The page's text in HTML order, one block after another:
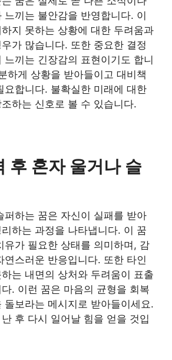
느끼는 불안감을 반영합니다. 이
지 못하는 상황에 대한 두려움과
가 많습니다. 또한 중요한 결정
느끼는 긴장감의 표현이기도 합니
하게 상황을 받아들이고 대비책
요합니다. 불확실한 미래에 대한
하는 신호로 볼 수 있습니다.
후 혼자 울거나 슬
퍼하는 꿈은 자신이 실패를 받아
하는 과정을 나타냅니다. 이 꿈
유가 필요한 상태를 의미하며, 감
연스러운 반응입니다. 또한 타인
는 내면의 상처와 두려움이 표출
. 이런 꿈은 마음의 균형을 회복
돌보라는 메시지로 받아들이세요.
후 다시 일어날 힘을 얻을 것입